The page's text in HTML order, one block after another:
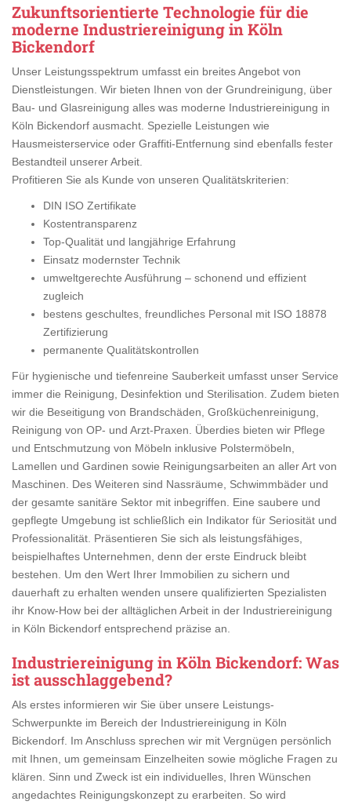
Zukunftsorientierte Technologie für die
moderne Industriereinigung in Köln
Bickendorf
Unser Leistungsspektrum umfasst ein breites Angebot von
Dienstleistungen. Wir bieten Ihnen von der Grundreinigung, über
Bau- und Glasreinigung alles was moderne Industriereinigung in
Köln Bickendorf ausmacht. Spezielle Leistungen wie
Hausmeisterservice oder Graffiti-Entfernung sind ebenfalls fester
Bestandteil unserer Arbeit.
Profitieren Sie als Kunde von unseren Qualitätskriterien:
DIN ISO Zertifikate
Kostentransparenz
Top-Qualität und langjährige Erfahrung
Einsatz modernster Technik
umweltgerechte Ausführung – schonend und effizient
zugleich
bestens geschultes, freundliches Personal mit ISO 18878
Zertifizierung
permanente Qualitätskontrollen
Für hygienische und tiefenreine Sauberkeit umfasst unser Service
immer die Reinigung, Desinfektion und Sterilisation. Zudem bieten
wir die Beseitigung von Brandschäden, Großküchenreinigung,
Reinigung von OP- und Arzt-Praxen. Überdies bieten wir Pflege
und Entschmutzung von Möbeln inklusive Polstermöbeln,
Lamellen und Gardinen sowie Reinigungsarbeiten an aller Art von
Maschinen. Des Weiteren sind Nassräume, Schwimmbäder und
der gesamte sanitäre Sektor mit inbegriffen. Eine saubere und
gepflegte Umgebung ist schließlich ein Indikator für Seriosität und
Professionalität. Präsentieren Sie sich als leistungsfähiges,
beispielhaftes Unternehmen, denn der erste Eindruck bleibt
bestehen. Um den Wert Ihrer Immobilien zu sichern und
dauerhaft zu erhalten wenden unsere qualifizierten Spezialisten
ihr Know-How bei der alltäglichen Arbeit in der Industriereinigung
in Köln Bickendorf entsprechend präzise an.
Industriereinigung in Köln Bickendorf: Was
ist ausschlaggebend?
Als erstes informieren wir Sie über unsere Leistungs-
Schwerpunkte im Bereich der Industriereinigung in Köln
Bickendorf. Im Anschluss sprechen wir mit Vergnügen persönlich
mit Ihnen, um gemeinsam Einzelheiten sowie mögliche Fragen zu
klären. Sinn und Zweck ist ein individuelles, Ihren Wünschen
angedachtes Reinigungskonzept zu erarbeiten. So wird